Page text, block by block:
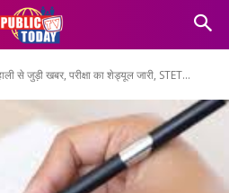
से जुड़ी खबर, परीक्षा का शेड्यूल जारी, STET...